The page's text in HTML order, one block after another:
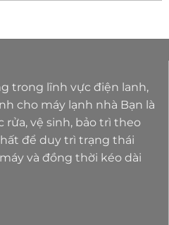
trong lĩnh vực điện lanh,
cho máy lạnh nhà Bạn là
rửa, vệ sinh, bảo trì theo
để duy trì trạng thái
và đồng thời kéo dài